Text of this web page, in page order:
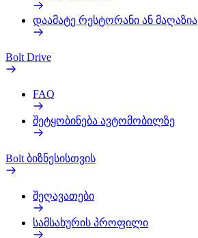
დაამატე რესტორანი ან მაღაზია
Bolt Drive
FAQ
შეტყობინება ავტომობილზე
Bolt ბიზნესისთვის
შეღავათები
სამსახურის პროფილი